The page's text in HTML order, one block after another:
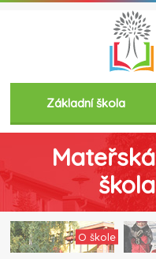
Základní škola
Mateřská
škola
O škole